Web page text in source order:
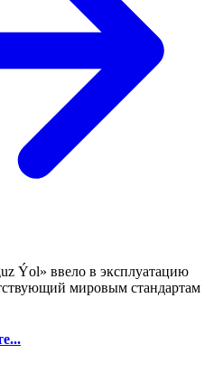
Ýol» ввело в эксплуатацию
мировым стандартам